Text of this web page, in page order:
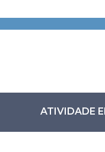
Eventos
ATIVIDADE